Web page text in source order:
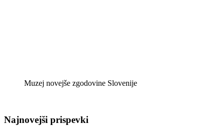
Muzej novejše zgodovine Slovenije
Najnovejši prispevki